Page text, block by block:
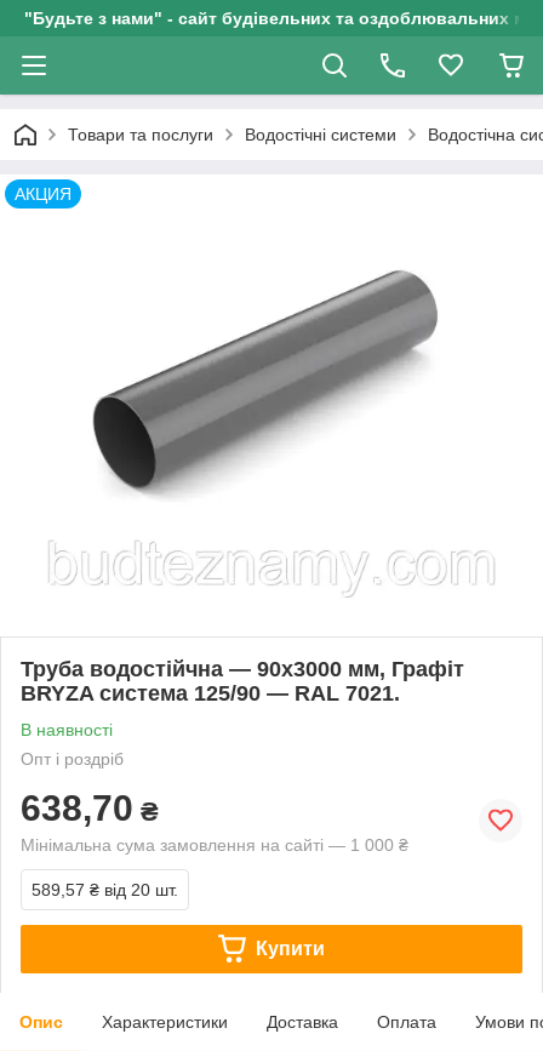
"Будьте з нами" - сайт будівельних та оздоблювальних
Товари та послуги Водостічні системи Водостічна
АКЦИЯ
Труба водостійчна — 90х3000 мм, Графіт
BRYZA система 125/90 — RAL 7021.
В наявності
Опт і роздріб
638,70 ₴
Мінімальна сума замовлення на сайті — 1 000 ₴
589,57 ₴ від 20 шт.
Купити
Опис Характеристики Доставка Оплата Умови